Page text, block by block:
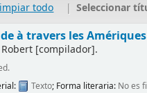
todo | Seleccionar
à travers les
[compilador].
Texto; Forma literaria: No es